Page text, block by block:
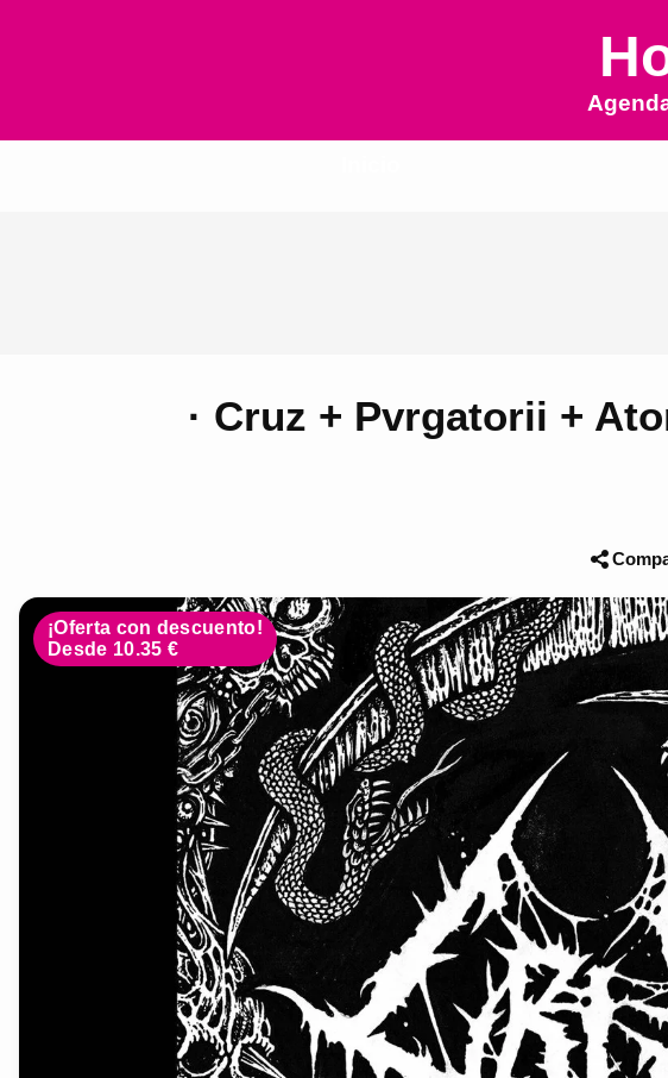
· Cruz + Pvrgatorii +
¡Oferta con descuento!
Desde 10.35 €